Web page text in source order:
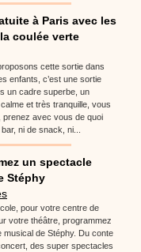
à Paris avec les
coulée verte
cette sortie dans
enfants, c’est une sortie
un cadre superbe, un
et très tranquille, vous
prenez avec vous de quoi
ni de snack, ni...
un spectacle
Stéphy
pour votre centre de
votre théâtre, programmez
musical de Stéphy. Du conte
des super spectacles